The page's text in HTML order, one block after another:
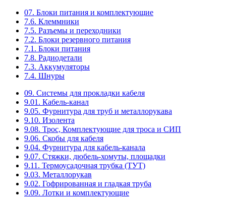
07. Блоки питания и комплектующие
7.6. Клеммники
7.5. Разъемы и переходники
7.2. Блоки резервного питания
7.1. Блоки питания
7.8. Радиодетали
7.3. Аккумуляторы
7.4. Шнуры
09. Системы для прокладки кабеля
9.01. Кабель-канал
9.05. Фурнитура для труб и металлорукава
9.10. Изолента
9.08. Трос, Комплектующие для троса и СИП
9.06. Скобы для кабеля
9.04. Фурнитура для кабель-канала
9.07. Стяжки, дюбель-хомуты, площадки
9.11. Термоусадочная трубка (ТУТ)
9.03. Металлорукав
9.02. Гофрированная и гладкая труба
9.09. Лотки и комплектующие